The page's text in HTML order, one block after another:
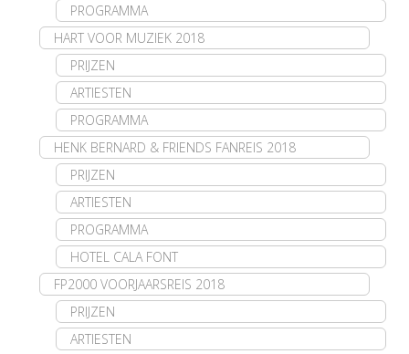
PROGRAMMA
HART VOOR MUZIEK 2018
PRIJZEN
ARTIESTEN
PROGRAMMA
HENK BERNARD & FRIENDS FANREIS 2018
PRIJZEN
ARTIESTEN
PROGRAMMA
HOTEL CALA FONT
FP2000 VOORJAARSREIS 2018
PRIJZEN
ARTIESTEN